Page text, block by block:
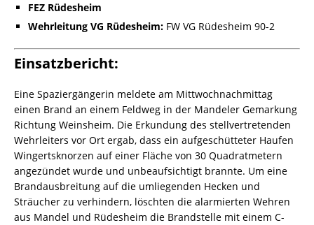
FEZ Rüdesheim
Wehrleitung VG Rüdesheim: FW VG Rüdesheim 90-2
Einsatzbericht:
Eine Spaziergängerin meldete am Mittwochnachmittag
einen Brand an einem Feldweg in der Mandeler Gemarkung
Richtung Weinsheim. Die Erkundung des stellvertretenden
Wehrleiters vor Ort ergab, dass ein aufgeschütteter Haufen
Wingertsknorzen auf einer Fläche von 30 Quadratmetern
angezündet wurde und unbeaufsichtigt brannte. Um eine
Brandausbreitung auf die umliegenden Hecken und
Sträucher zu verhindern, löschten die alarmierten Wehren
aus Mandel und Rüdesheim die Brandstelle mit einem C-